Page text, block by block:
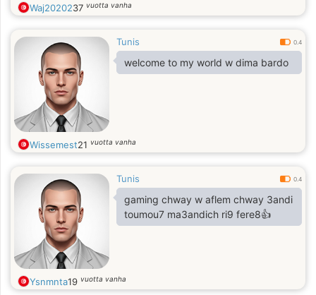
Waj2020237 vuotta vanha
Tunis 0.4
welcome to my world w dima bardo
Wissemest21 vuotta vanha
Tunis 0.4
gaming chway w aflem chway 3andi
toumou7 ma3andich ri9 fere8👍
Ysnmnta19 vuotta vanha